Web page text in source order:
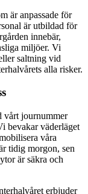
är anpassade för
är utbildad för
innebär,
miljöer. Vi
saltning vid
alla risker.
vårt journummer
bevakar väderläget
våra
tidig morgon, sen
är säkra och
erbjuder